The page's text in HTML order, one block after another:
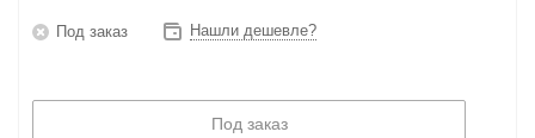
Под заказ Нашли дешевле?
Под заказ